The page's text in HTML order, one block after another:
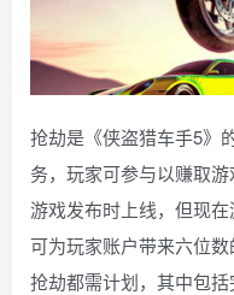
抢劫是《侠盗猎车手5》
务，玩家可参与以赚取
游戏发布时上线，但现在
可为玩家账户带来六位
抢劫都需计划，其中包